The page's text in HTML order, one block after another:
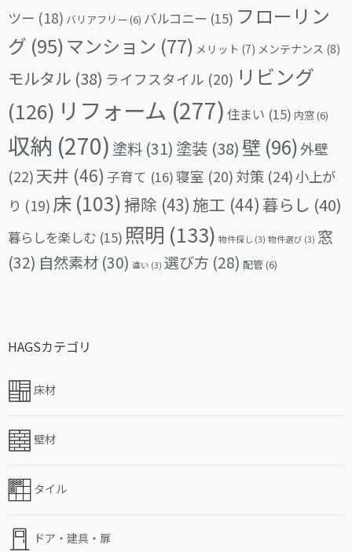
ツー (18) バリアフリー (6) バルコニー (15) フローリン
グ (95)マンション (77) メリット (7) メンテナンス (8)
モルタル (38) ライフスタイル (20) リビング
(126) リフォーム (277) 住まい (15) 内窓(6)
収納 (270) 塗料 (31) 塗装 (38) 壁 (96)外壁
(22)天井 (46) 子育て (16)寝室 (20) 対策 (24)小上が
り (19) 床 (103)掃除 (43) 施工 (44) 暮らし (40)
暮らしを楽しむ (15) 照明 (133) 物件探し (3) 物件選び (3) 窓
(32) 自然素材 (30) 違い (3) 選び方 (28) 配管(6)
HAGSカテゴリ
床材
壁材
タイル
ドア・建具・扉